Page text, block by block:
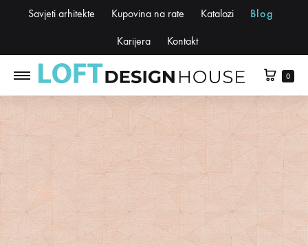
Savjeti arhitekte Kupovina na rate Katalozi Blog
Karijera Kontakt
0